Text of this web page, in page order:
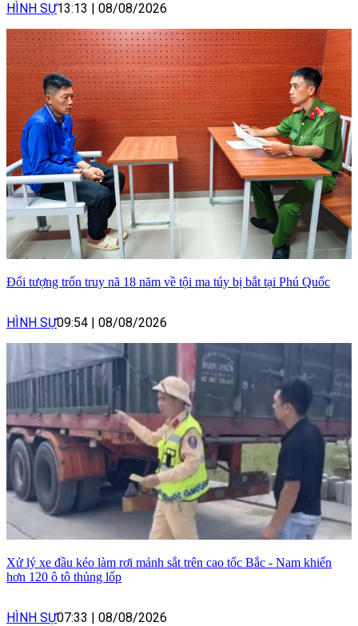
HÌNH SỰ13:13 08/08/2026
Đối tượng trốn truy nã 18 năm về tội ma túy bị bắt tại Phú Quốc
HÌNH SỰ09:54 08/08/2026
Xử lý xe đầu kéo làm rơi mảnh sắt trên cao tốc Bắc - Nam khiến
hơn 120 ô tô thủng lốp
HÌNH SỰ07:33 | 08/08/2026